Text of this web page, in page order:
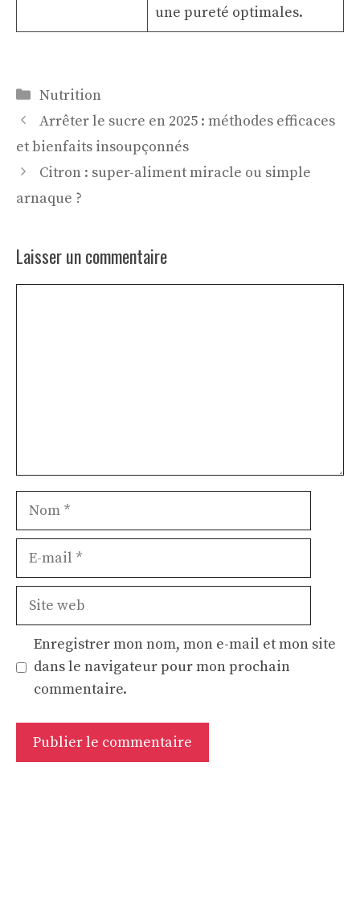
une pureté optimales.
Catégories
Nutrition
Arrêter le sucre en 2025 : méthodes efficaces
et bienfaits insoupçonnés
Citron : super-aliment miracle ou simple
arnaque ?
Laisser un commentaire
Nom
Site
Enregistrer mon nom, mon e-mail et mon site
dans le navigateur pour mon prochain
commentaire.